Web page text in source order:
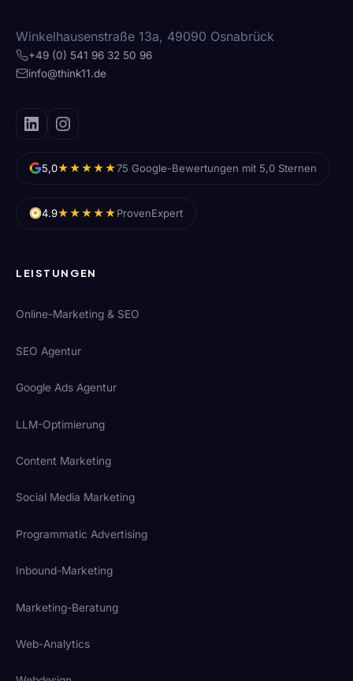
Winkelhausenstraße 13a, 49090 Osnabrück
+49 (0) 541 96 32 50 96
info@think11.de
5,0★★★★★75 Google-Bewertungen mit 5,0 Sternen
4.9★★★★★ProvenExpert
LEISTUNGEN
Online-Marketing & SEO
SEO Agentur
Google Ads Agentur
LLM-Optimierung
Content Marketing
Social Media Marketing
Programmatic Advertising
Inbound-Marketing
Marketing-Beratung
Web-Analytics